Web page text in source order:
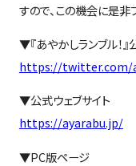
すので、この機会に是非
▼『あやかしランブル！
https://twitter.com/
▼公式ウェブサイト
https://ayarabu.jp/
▼PC版ページ